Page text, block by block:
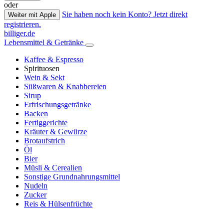
oder
Weiter mit Apple
Sie haben noch kein Konto? Jetzt direkt
registrieren.
billiger.de
Lebensmittel & Getränke
Kaffee & Espresso
Spirituosen
Wein & Sekt
Süßwaren & Knabbereien
Sirup
Erfrischungsgetränke
Backen
Fertiggerichte
Kräuter & Gewürze
Brotaufstrich
Öl
Bier
Müsli & Cerealien
Sonstige Grundnahrungsmittel
Nudeln
Zucker
Reis & Hülsenfrüchte